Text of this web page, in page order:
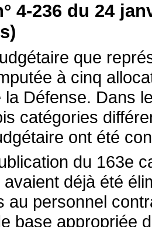
4-236 du 24
que
à cinq
la Défense. Dans
catégories
ont été
du 163e
avaient déjà été
au personnel
base appropriée